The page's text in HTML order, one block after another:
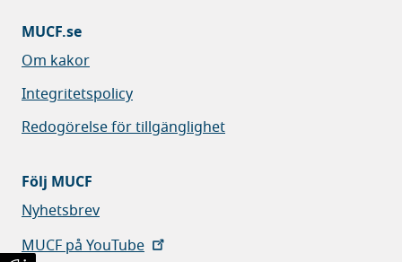
MUCF.se
Om kakor
Integritetspolicy
Redogörelse för tillgänglighet
Följ MUCF
Nyhetsbrev
MUCF på YouTube